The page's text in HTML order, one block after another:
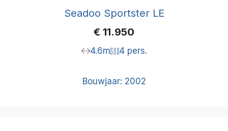
Seadoo Sportster LE
€ 11.950
4.6m 4 pers.
Bouwjaar: 2002